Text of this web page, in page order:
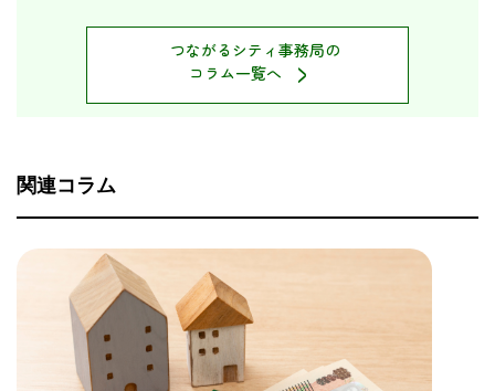
つながるシティ事務局の
コラム一覧へ >
関連コラム